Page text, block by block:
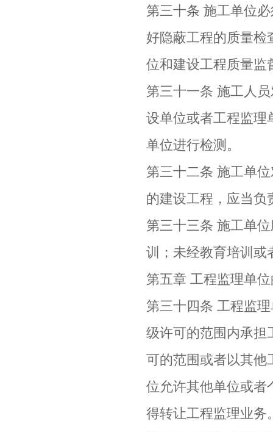
第三十条 施工单位
好隐蔽工程的质量检
位和建设工程质量监
第三十一条 施工人
设单位或者工程监理
单位进行检测。
第三十二条 施工单
的建设工程，应当负
第三十三条 施工单
训；未经教育培训或
第五章 工程监理单
第三十四条 工程监
级许可的范围内承担
可的范围或者以其他
位允许其他单位或者
得转让工程监理业务